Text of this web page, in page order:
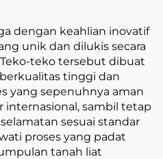
dengan keahlian inovatif
unik dan dilukis secara
teko tersebut dibuat
tinggi dan
yang sepenuhnya aman
sambil tetap
sesuai standar
proses yang padat
tanah liat